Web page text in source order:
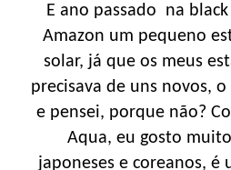
E ano passado na
Amazon um pequeno
solar, já que os meus
precisava de uns novos,
e pensei, porque não?
Aqua, eu gosto
japoneses e coreanos, é